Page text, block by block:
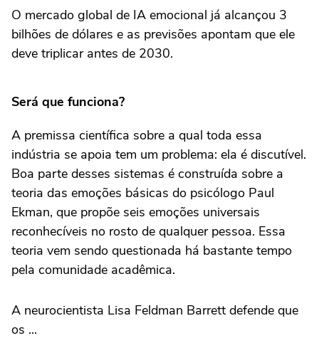
O mercado global de IA emocional já alcançou 3
bilhões de dólares e as previsões apontam que ele
deve triplicar antes de 2030.
Será que funciona?
A premissa científica sobre a qual toda essa
indústria se apoia tem um problema: ela é discutível.
Boa parte desses sistemas é construída sobre a
teoria das emoções básicas do psicólogo Paul
Ekman, que propõe seis emoções universais
reconhecíveis no rosto de qualquer pessoa. Essa
teoria vem sendo questionada há bastante tempo
pela comunidade acadêmica.
A neurocientista Lisa Feldman Barrett defende que
os ...